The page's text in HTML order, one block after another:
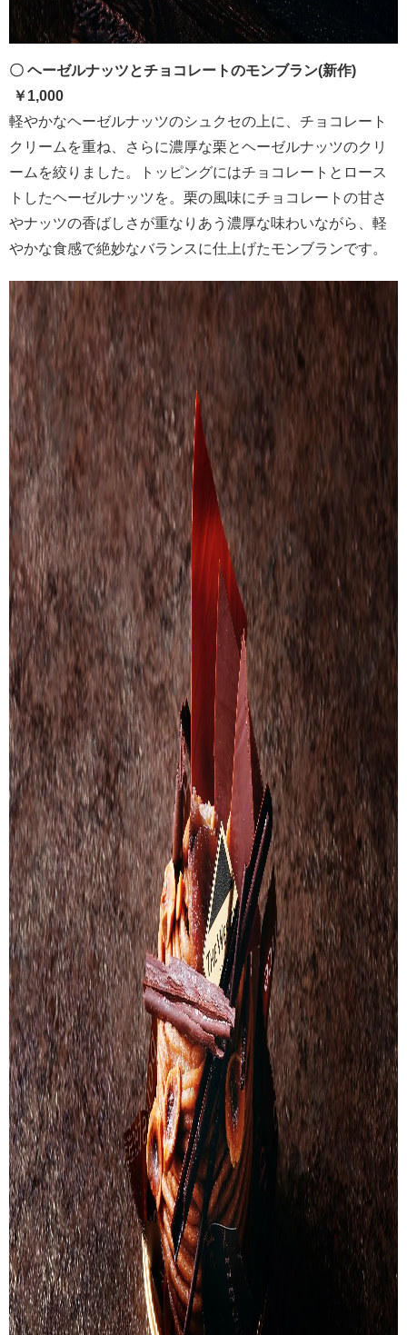
〇 ヘーゼルナッツとチョコレートのモンブラン(新作)
￥1,000
軽やかなヘーゼルナッツのシュクセの上に、チョコレート
クリームを重ね、さらに濃厚な栗とヘーゼルナッツのクリ
ームを絞りました。トッピングにはチョコレートとロース
トしたヘーゼルナッツを。栗の風味にチョコレートの甘さ
やナッツの香ばしさが重なりあう濃厚な味わいながら、軽
やかな食感で絶妙なバランスに仕上げたモンブランです。